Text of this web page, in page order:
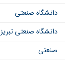
دانشگاه صنعتی
دانشگاه صنعتی تبریز
صنعتی